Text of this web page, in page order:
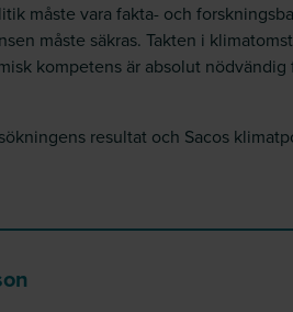
måste vara fakta- och
måste säkras. Takten i
kompetens är absolut
resultat och Sacos